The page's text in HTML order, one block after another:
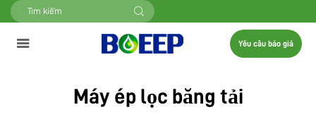
Yêu cầu báo giá
Máy ép lọc băng tải